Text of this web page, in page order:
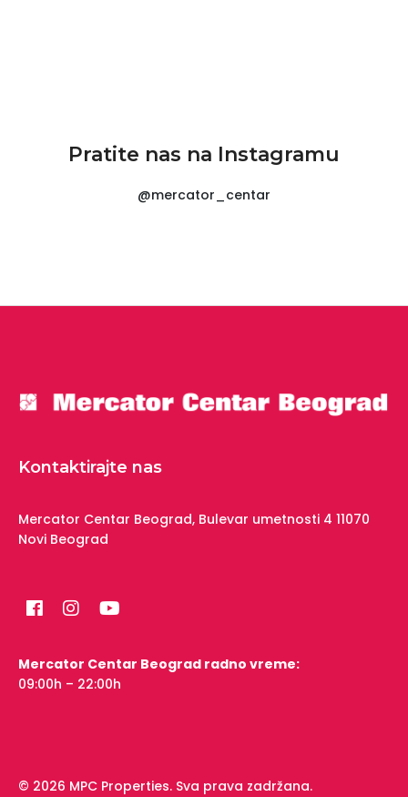
Pratite nas na Instagramu
@mercator_centar
Kontaktirajte nas
Mercator Centar Beograd, Bulevar umetnosti 4 11070
Novi Beograd
Mercator Centar Beograd radno vreme:
09:00h – 22:00h
© 2026 MPC Properties. Sva prava zadržana.